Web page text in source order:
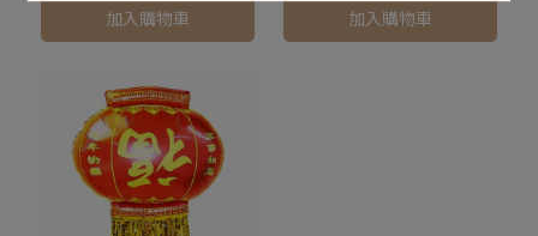
加入購物車 加入購物車